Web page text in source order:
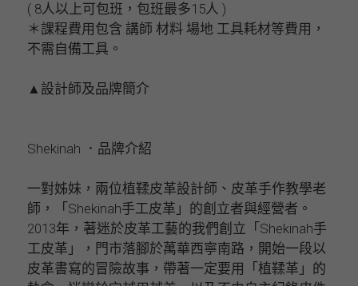
( 8人以上可包班，包班最多15人 )
＊課程費用包含 講師 材料 場地 工具耗材等費用，
不需自備工具。
▲設計師及品牌簡介
Shekinah ．品牌介紹
一對姊妹，兩位植鞣皮革設計師、皮革手作教學老
師，「Shekinah手工皮革」的創立者與經營者。
2013年，著迷於皮革工藝的我們創立「Shekinah手
工皮革」，門市落腳於萬華西寧南路，開始一段以
皮革書寫的冒險故事，帶著一定要用「植鞣革」的